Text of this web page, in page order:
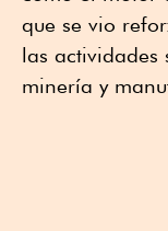
que se vio
las actividades
minería y